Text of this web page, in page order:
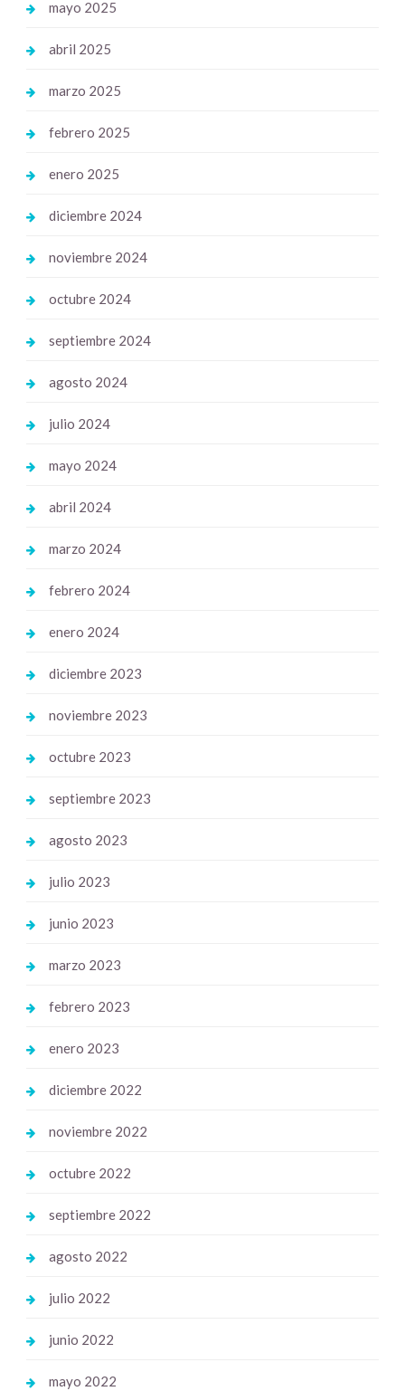
mayo 2025
abril 2025
marzo 2025
febrero 2025
enero 2025
diciembre 2024
noviembre 2024
octubre 2024
septiembre 2024
agosto 2024
julio 2024
mayo 2024
abril 2024
marzo 2024
febrero 2024
enero 2024
diciembre 2023
noviembre 2023
octubre 2023
septiembre 2023
agosto 2023
julio 2023
junio 2023
marzo 2023
febrero 2023
enero 2023
diciembre 2022
noviembre 2022
octubre 2022
septiembre 2022
agosto 2022
julio 2022
junio 2022
mayo 2022